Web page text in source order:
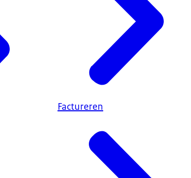
Factureren